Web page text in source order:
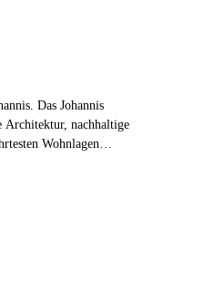
Das Johannis
Architektur, nachhaltige
Wohnlagen
bietet das Projekt
und